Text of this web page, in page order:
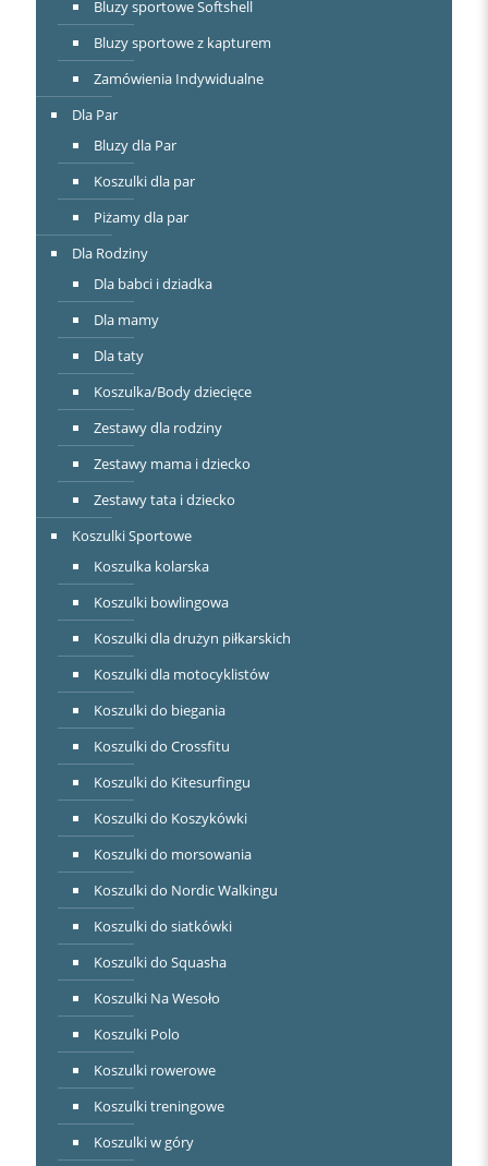
Bluzy sportowe Softshell
Bluzy sportowe z kapturem
Zamówienia Indywidualne
Dla Par
Bluzy dla Par
Koszulki dla par
Piżamy dla par
Dla Rodziny
Dla babci i dziadka
Dla mamy
Dla taty
Koszulka/Body dziecięce
Zestawy dla rodziny
Zestawy mama i dziecko
Zestawy tata i dziecko
Koszulki Sportowe
Koszulka kolarska
Koszulki bowlingowa
Koszulki dla drużyn piłkarskich
Koszulki dla motocyklistów
Koszulki do biegania
Koszulki do Crossfitu
Koszulki do Kitesurfingu
Koszulki do Koszykówki
Koszulki do morsowania
Koszulki do Nordic Walkingu
Koszulki do siatkówki
Koszulki do Squasha
Koszulki Na Wesoło
Koszulki Polo
Koszulki rowerowe
Koszulki treningowe
Koszulki w góry